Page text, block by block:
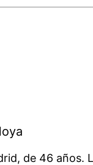
de 46 años.